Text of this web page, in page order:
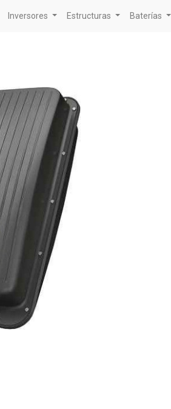
Inversores Estructuras Baterías